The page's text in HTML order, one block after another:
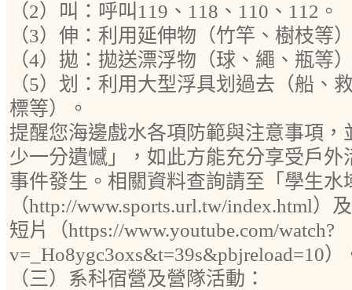
（2）叫：呼叫119、118、110、112。
（3）伸：利用延伸物（竹竿、樹枝等
（4）拋：拋送漂浮物（球、繩、瓶等
（5）划：利用大型浮具划過去（船、
標等）。
提醒您海邊戲水各項防範與注意事項
少一分遺憾」，如此方能充分享受戶
事件發生。相關資料查詢請至「學生水
（http://www.sports.url.tw/index.html）
短片（https://www.youtube.com/watch?
v=_Ho8ygc3oxs&t=39s&pbjreload=10）
（三）系科宿營及營隊活動：